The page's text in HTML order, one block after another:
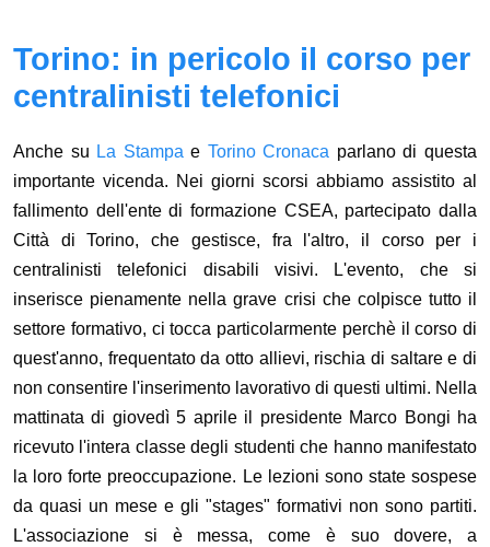
Torino: in pericolo il corso per
centralinisti telefonici
Anche su La Stampa e Torino Cronaca parlano di questa
importante vicenda. Nei giorni scorsi abbiamo assistito al
fallimento dell'ente di formazione CSEA, partecipato dalla
Città di Torino, che gestisce, fra l'altro, il corso per i
centralinisti telefonici disabili visivi. L'evento, che si
inserisce pienamente nella grave crisi che colpisce tutto il
settore formativo, ci tocca particolarmente perchè il corso di
quest'anno, frequentato da otto allievi, rischia di saltare e di
non consentire l'inserimento lavorativo di questi ultimi. Nella
mattinata di giovedì 5 aprile il presidente Marco Bongi ha
ricevuto l'intera classe degli studenti che hanno manifestato
la loro forte preoccupazione. Le lezioni sono state sospese
da quasi un mese e gli "stages" formativi non sono partiti.
L'associazione si è messa, come è suo dovere, a